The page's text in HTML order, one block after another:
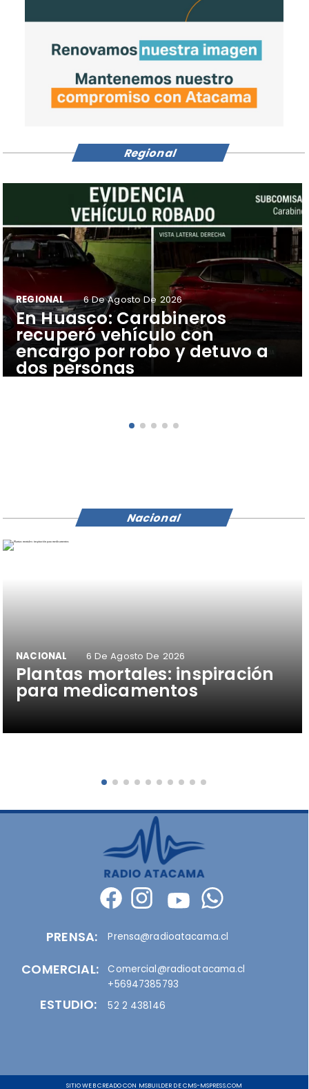
​En Huasco: Carabineros
recuperó vehículo con
encargo por robo y detuvo a
dos personas
REGIONAL 6 De Agosto De 2026
Regional
Plantas mortales: inspiración
para medicamentos
NACIONAL 6 De Agosto De 2026
Nacional
SITIO WEB CREADO CON MSBUILDER DE CMS-MSPRESS.COM
PRENSA:
COMERCIAL:
Prensa@radioatacama.cl
Comercial@radioatacama.cl
+56947385793
ESTUDIO: 52 2 438146